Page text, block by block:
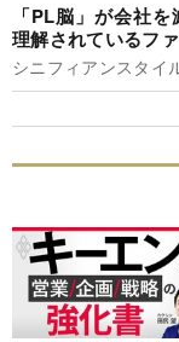
「PL脳」が会社
理解されているフ
シニフィアンスタイ